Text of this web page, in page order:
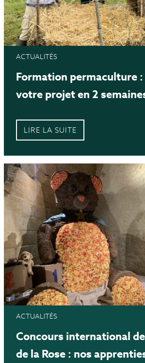
ACTUALITÉS
Formation permaculture :
votre projet en 2
LIRE LA SUITE
ACTUALITÉS
Concours international
de la Rose : nos